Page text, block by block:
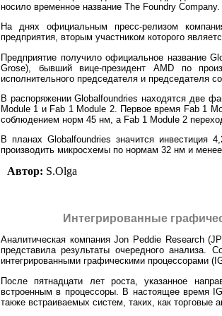
носило временное название The Foundry Company.
На днях официальным пресс-релизом
предприятия, вторым участником которого
Предприятие получило официальное название
Grose), бывший вице-президент AMD по
исполнительного председателя и председателя
В распоряжении Globalfoundries находятся две
Module 1 и Fab 1 Module 2. Первое время Fab 1
соблюдением норм 45 нм, а Fab 1 Module 2
В планах Globalfoundries значится
производить микросхемы по нормам 32 нм и
Автор: S.Olga
Интегрированные
Аналитическая компания Jon Peddie Research
представила результаты очередного
интегрированными графическими процессорами
После пятнадцати лет роста, указанное
встроенным в процессоры. В настоящее время
также встраиваемых систем, таких, как торговые